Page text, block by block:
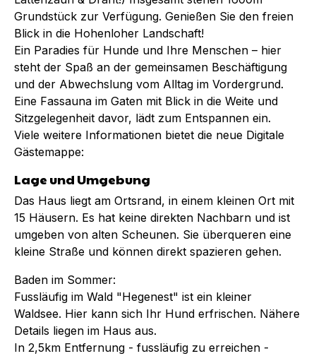
Grundstück zur Verfügung. Genießen Sie den freien
Blick in die Hohenloher Landschaft!
Ein Paradies für Hunde und Ihre Menschen – hier
steht der Spaß an der gemeinsamen Beschäftigung
und der Abwechslung vom Alltag im Vordergrund.
Eine Fassauna im Gaten mit Blick in die Weite und
Sitzgelegenheit davor, lädt zum Entspannen ein.
Viele weitere Informationen bietet die neue Digitale
Gästemappe:
Lage und Umgebung
Das Haus liegt am Ortsrand, in einem kleinen Ort mit
15 Häusern. Es hat keine direkten Nachbarn und ist
umgeben von alten Scheunen. Sie überqueren eine
kleine Straße und können direkt spazieren gehen.
Baden im Sommer:
Fussläufig im Wald "Hegenest" ist ein kleiner
Waldsee. Hier kann sich Ihr Hund erfrischen. Nähere
Details liegen im Haus aus.
In 2,5km Entfernung - fussläufig zu erreichen -